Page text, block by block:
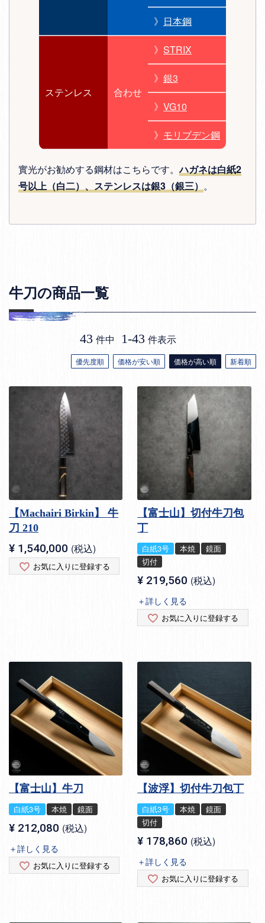
》 日本鋼
ステンレス 合わせ
》 STRIX
》 銀3
》 VG10
》 モリブデン鋼
實光がお勧めする鋼材はこちらです。ハガネは白紙2
号以上（白二）、ステンレスは銀3（銀三） 。
牛刀の商品一覧
優先度順 価格が安い順 価格が高い順 新着順
43 件中 1-43 件表示
【Machairi Birkin】 牛
刀 210
¥ 1,540,000 税込
お気に入りに登録する
【富士山】切付牛刀包
丁
白紙3号 本焼
鏡面
切付
¥ 219,560 税込
＋詳しく見る
お気に入りに登録する
【富士山】牛刀
白紙3号 本焼 鏡面
¥ 212,080 税込
＋詳しく見る
お気に入りに登録する
【波浮】切付牛刀包丁
白紙3号 本焼
鏡面
切付
¥ 178,860 税込
＋詳しく見る
お気に入りに登録する